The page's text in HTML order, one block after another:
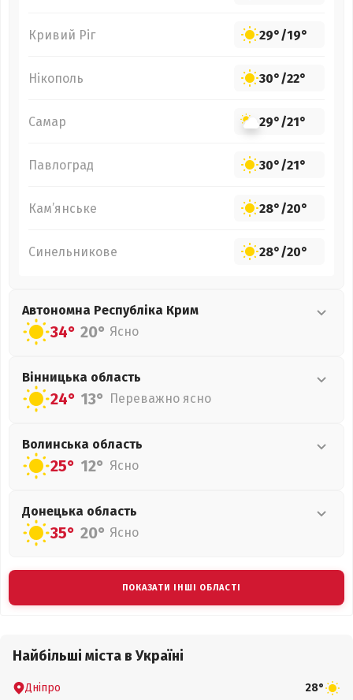
Кривий Ріг 29°/19°
Нікополь 30°/22°
Самар 29°/21°
Павлоград 30°/21°
Кам’янське 28°/20°
Синельникове 28°/20°
Автономна Республіка Крим
34° 20° Ясно
Вінницька область
24° 13° Переважно ясно
Волинська область
25° 12° Ясно
Донецька область
35° 20° Ясно
ПОКАЗАТИ ІНШІ ОБЛАСТІ
Найбільші міста в Україні
Дніпро 28°